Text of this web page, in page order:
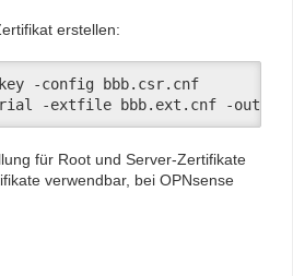
erstellen:
-config bbb.csr.cnf
-extfile bbb.ext.cnf -out
für Root und Server-Zertifikate
verwendbar, bei OPNsense